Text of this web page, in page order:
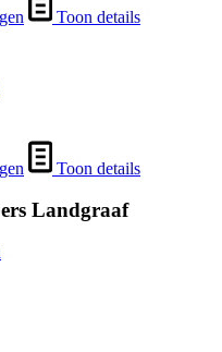
Toon details
Toon details
Landgraaf